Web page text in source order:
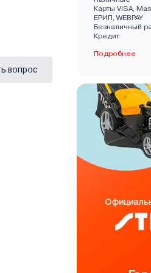
вопрос
Карты VISA,
EРИП, WEBPAY
Безналичный
Кредит
Подробнее